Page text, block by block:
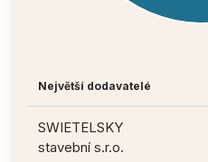
Největší dodavatelé
SWIETELSKY
stavební s.r.o.